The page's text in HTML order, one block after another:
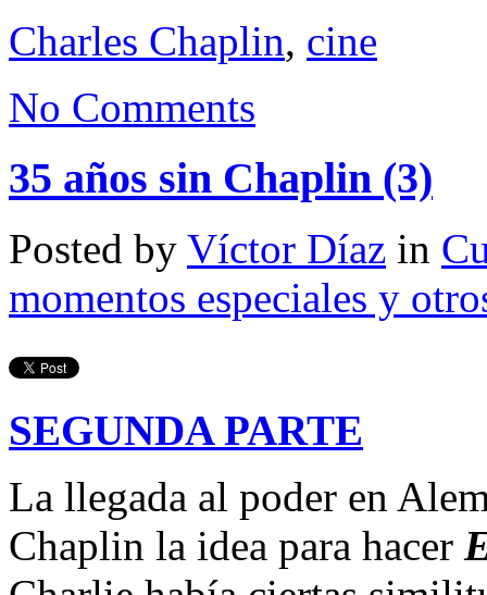
Charles Chaplin, cine
No Comments
35 años sin Chaplin (3)
Posted by Víctor Díaz in
momentos especiales y
SEGUNDA PARTE
La llegada al poder en
Chaplin la idea para hacer